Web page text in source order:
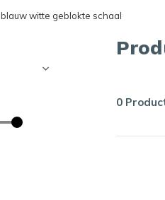
blauw witte geblokte schaal
0